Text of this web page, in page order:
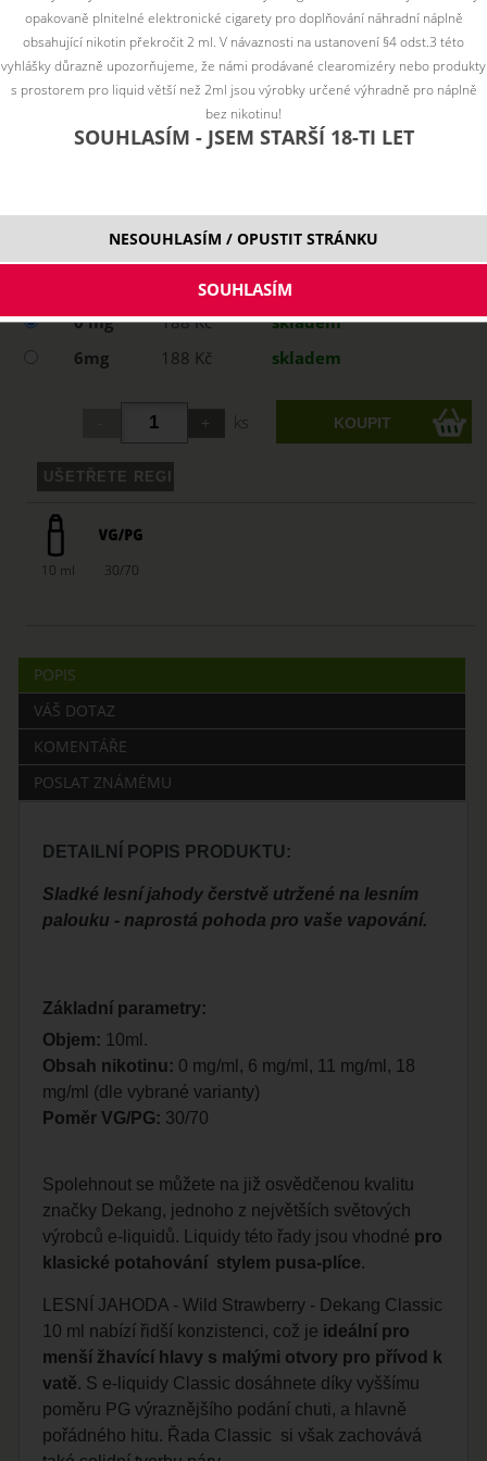
0 mg
188 Kč
skladem
6mg
188 Kč skladem
ks
10 ml 30/70
POPIS
VÁŠ DOTAZ
KOMENTÁŘE
POSLAT ZNÁMÉMU
DETAILNÍ POPIS PRODUKTU:
Sladké lesní jahody čerstvě utržené na lesním
palouku - naprostá pohoda pro vaše vapování.
Základní parametry:
Objem: 10ml.
Obsah nikotinu: 0 mg/ml, 6 mg/ml, 11 mg/ml, 18
mg/ml (dle vybrané varianty)
Poměr VG/PG: 30/70
Spolehnout se můžete na již osvědčenou kvalitu
značky Dekang, jednoho z největších světových
výrobců e-liquidů. Liquidy této řady jsou vhodné pro
klasické potahování stylem pusa-plíce.
LESNÍ JAHODA - Wild Strawberry - Dekang Classic
10 ml nabízí řidší konzistenci, což je ideální pro
menší žhavící hlavy s malými otvory pro přívod k
vatě. S e-liquidy Classic dosáhnete díky vyššímu
poměru PG výraznějšího podání chuti, a hlavně
pořádného hitu. Řada Classic si však zachovává
opakovaně plnitelné elektronické cigarety pro doplňování náhradní náplně
obsahující nikotin překročit 2 ml. V návaznosti na ustanovení §4 odst.3 této
vyhlášky důrazně upozorňujeme, že námi prodávané clearomizéry nebo produkty
s prostorem pro liquid větší než 2ml jsou výrobky určené výhradně pro náplně
bez nikotinu!
SOUHLASÍM - JSEM STARŠÍ 18-TI LET
NESOUHLASÍM / OPUSTIT STRÁNKU